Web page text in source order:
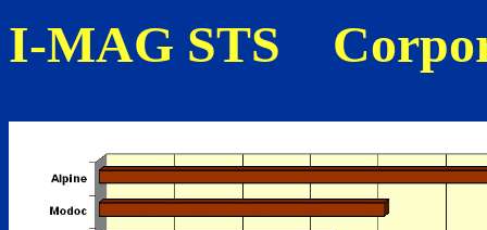
I-MAG STS